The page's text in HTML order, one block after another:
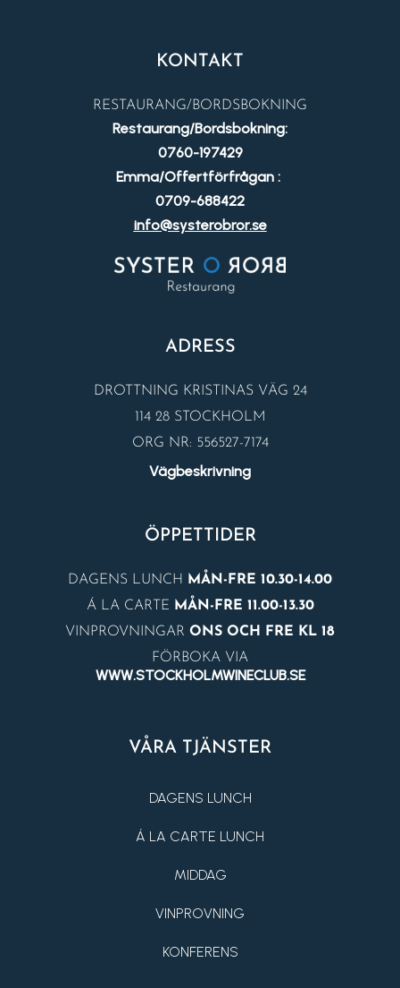
KONTAKT
RESTAURANG/BORDSBOKNING
Restaurang/Bordsbokning:
0760-197429
Emma/Offertförfrågan :
0709-688422
info@systerobror.se
ADRESS
DROTTNING KRISTINAS VÄG 24
114 28 STOCKHOLM
ORG NR: 556527-7174
Vägbeskrivning
ÖPPETTIDER
DAGENS LUNCH
MÅN-FRE 10.30-14.00
Á LA CARTE MÅN-FRE 11.00-13.30
VINPROVNINGAR ONS OCH FRE KL 18
FÖRBOKA VIA
WWW.STOCKHOLMWINECLUB.SE
VÅRA TJÄNSTER
DAGENS LUNCH
Á LA CARTE LUNCH
MIDDAG
VINPROVNING
KONFERENS